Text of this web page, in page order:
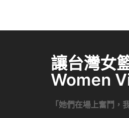
讓台灣女
Women
「她們在場上奮鬥，